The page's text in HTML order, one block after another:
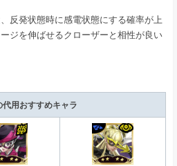
反発状態時に感電状態にする確率が上
ジを伸ばせるクローザーと相性が良い
代用おすすめキャラ